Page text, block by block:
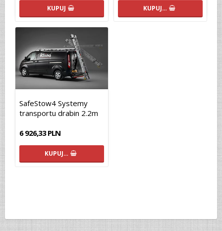
KUPUJ KUPUJ…
SafeStow4 Systemy
transportu drabin 2.2m
6 926,33 PLN
KUPUJ…